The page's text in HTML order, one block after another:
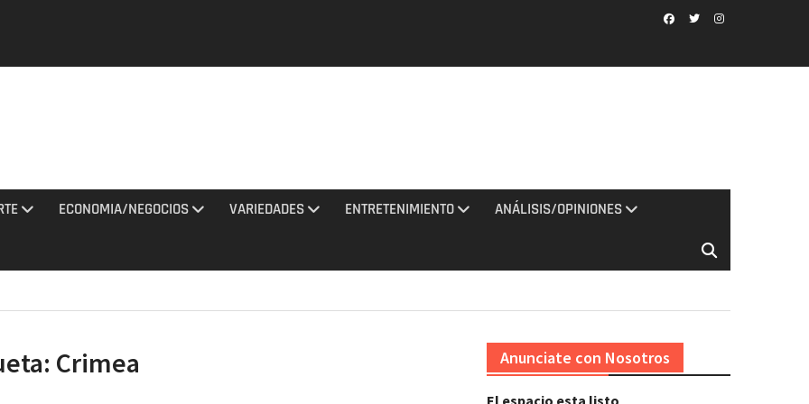
con
al
2026
noche
ECONOMIA/NEGOCIOS VARIEDADES ENTRETENIMIENTO ANÁLISIS/OPINIONES
Crimea Anunciate con Nosotros
El espacio esta listo